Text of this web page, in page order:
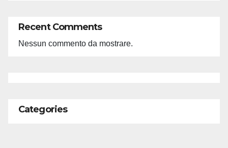
Recent Comments
Nessun commento da mostrare.
Categories